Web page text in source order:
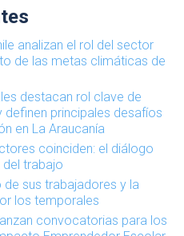
analizan el rol del sector
de las metas climáticas de
destacan rol clave de
definen principales desafíos
en La Araucanía
coinciden: el diálogo
trabajo
sus trabajadores y la
los temporales
convocatorias para los